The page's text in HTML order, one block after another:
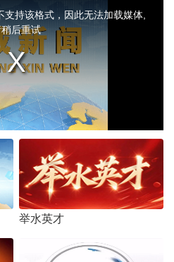
持该格式，因此无法加载媒体,
后重试
举水英才